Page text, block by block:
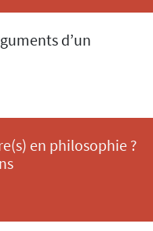
d’un
en philosophie ?